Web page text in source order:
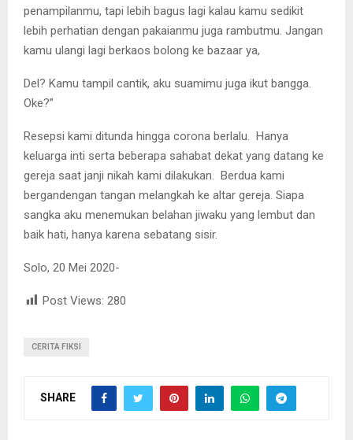
penampilanmu, tapi lebih bagus lagi kalau kamu sedikit
lebih perhatian dengan pakaianmu juga rambutmu. Jangan
kamu ulangi lagi berkaos bolong ke bazaar ya,
Del? Kamu tampil cantik, aku suamimu juga ikut bangga.
Oke?”
Resepsi kami ditunda hingga corona berlalu. Hanya
keluarga inti serta beberapa sahabat dekat yang datang ke
gereja saat janji nikah kami dilakukan. Berdua kami
bergandengan tangan melangkah ke altar gereja. Siapa
sangka aku menemukan belahan jiwaku yang lembut dan
baik hati, hanya karena sebatang sisir.
Solo, 20 Mei 2020-
Post Views: 280
CERITA FIKSI
SHARE